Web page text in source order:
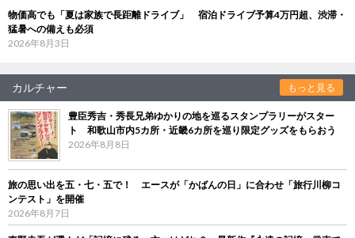
物価高でも「夏は家族で長距離ドライブ」 宿泊ドライブ予算4万円超、渋滞・
猛暑への備えも必須
2026年8月3日
カルチャー もっと見る
豊臣秀吉・秀長兄弟ゆかりの地を巡るスタンプラリーがスター
ト 和歌山市内5カ所・近畿6カ所を巡り限定グッズをもらおう
2026年8月8日
旅の思い出を五・七・五で！ エースが「かばんの日」に合わせ「旅行川柳コ
ンテスト」を開催
2026年8月7日